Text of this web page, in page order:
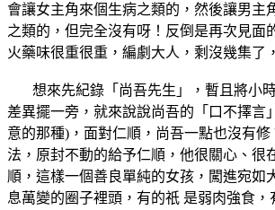
會讓女主角來個生病之類的，然後讓男主
之類的，但完全沒有呀！反倒是再次見面
火藥味很重很重，編劇大人，剩沒幾集了
想來先紀錄「尚吾先生」，暫且將小
差異擺一旁，就來說說尚吾的「口不擇
意的那種)，面對仁順，尚吾一點也沒有修
法，原封不動的給予仁順，他很關心、很
順，這樣一個善良單純的女孩，闖進宛如
息萬變的圈子裡頭，有的祇 是弱肉強食，